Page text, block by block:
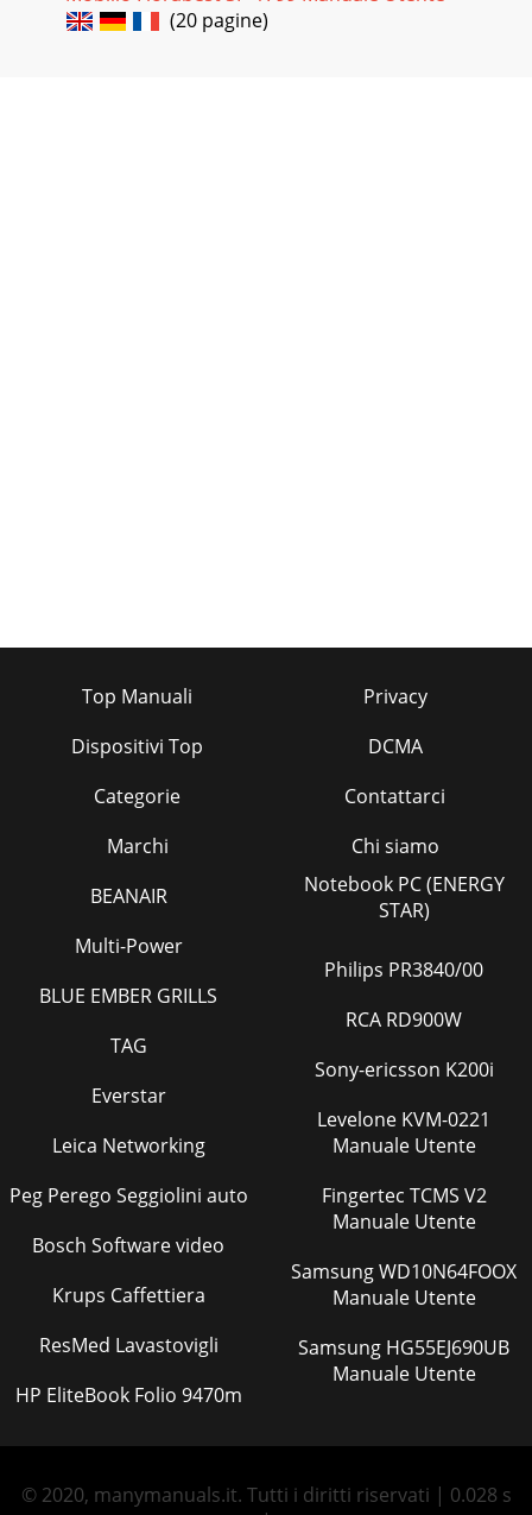
(20 pagine)
Top Manuali
Dispositivi Top
Categorie
Marchi
Privacy
DCMA
Contattarci
Chi siamo
BEANAIR
Multi-Power
BLUE EMBER GRILLS
TAG
Everstar
Leica Networking
Peg Perego Seggiolini auto
Bosch Software video
Krups Caffettiera
ResMed Lavastovigli
HP EliteBook Folio 9470m
Notebook PC (ENERGY
STAR)
Philips PR3840/00
RCA RD900W
Sony-ericsson K200i
Levelone KVM-0221
Manuale Utente
Fingertec TCMS V2
Manuale Utente
Samsung WD10N64FOOX
Manuale Utente
Samsung HG55EJ690UB
Manuale Utente
© 2020, manymanuals.it. Tutti i diritti riservati | 0.028 s